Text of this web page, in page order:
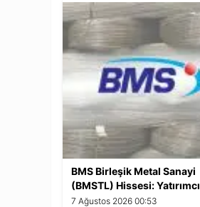
BMS Birleşik Metal Sanayi
(BMSTL) Hissesi: Yatırımcı
Yorumları ve Beklentiler
7 Ağustos 2026 00:53